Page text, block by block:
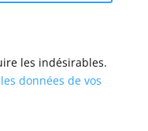
les indésirables.
données de vos